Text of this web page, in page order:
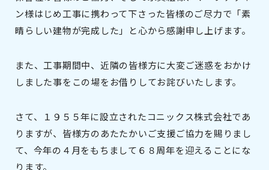
ン様はじめ工事に携わって下さった皆様のご尽力で「素
晴らしい建物が完成した」と心から感謝申し上げます。
また、工事期間中、近隣の皆様方に大変ご迷惑をおかけ
しました事をこの場をお借りしてお詫びいたします。
さて、１９５５年に設立されたコニックス株式会社であ
りますが、皆様方のあたたかいご支援ご協力を賜りまし
て、今年の４月をもちまして６８周年を迎えることにな
ります。